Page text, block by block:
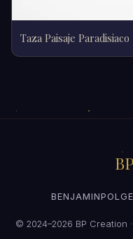
Taza Paisaje Paradisiaco
© 2024–2026 BP Creation